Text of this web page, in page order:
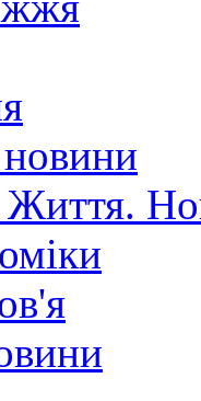
Життя.